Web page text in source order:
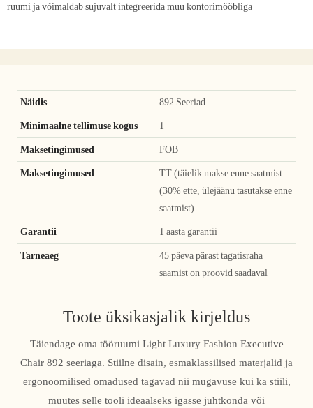
ruumi ja võimaldab sujuvalt integreerida muu kontorimööbliga
Näidis 892 Seeriad
Minimaalne tellimuse kogus 1
Maksetingimused FOB
Maksetingimused
TT (täielik makse enne saatmist
(30% ette, ülejäänu tasutakse enne
saatmist).
Garantii 1 aasta garantii
Tarneaeg
45 päeva pärast tagatisraha
saamist on proovid saadaval
Toote üksikasjalik kirjeldus
Täiendage oma tööruumi Light Luxury Fashion Executive
Chair 892 seeriaga. Stiilne disain, esmaklassilised materjalid ja
ergonoomilised omadused tagavad nii mugavuse kui ka stiili,
muutes selle tooli ideaalseks igasse juhtkonda või